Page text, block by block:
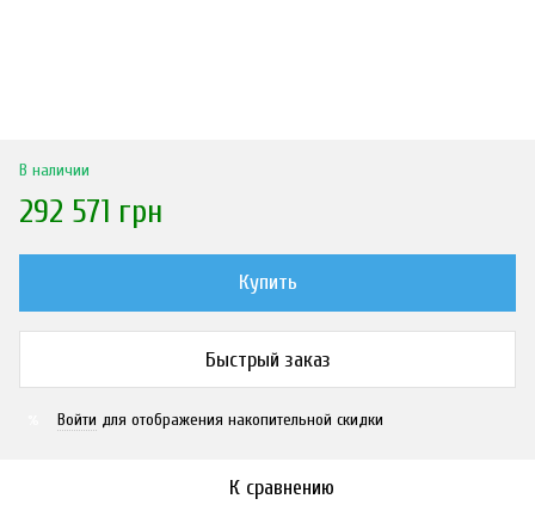
В наличии
292 571 грн
Купить
Быстрый заказ
Войти для отображения накопительной скидки
К сравнению